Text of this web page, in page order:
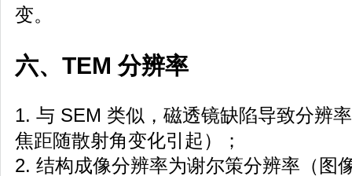
变。
六、TEM 分辨率
1. 与 SEM 类似，磁透镜缺陷导致分辨
焦距随散射角变化引起）；
2. 结构成像分辨率为谢尔策分辨率（图